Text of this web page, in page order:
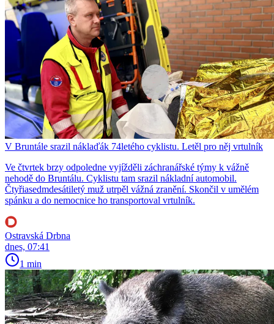
V Bruntále srazil náklaďák 74letého cyklistu. Letěl pro něj vrtulník
Ve čtvrtek brzy odpoledne vyjížděli záchranářské týmy k vážně
nehodě do Bruntálu. Cyklistu tam srazil nákladní automobil.
Čtyřiasedmdesátiletý muž utrpěl vážná zranění. Skončil v umělém
spánku a do nemocnice ho transportoval vrtulník.
Ostravská Drbna
dnes, 07:41
1 min